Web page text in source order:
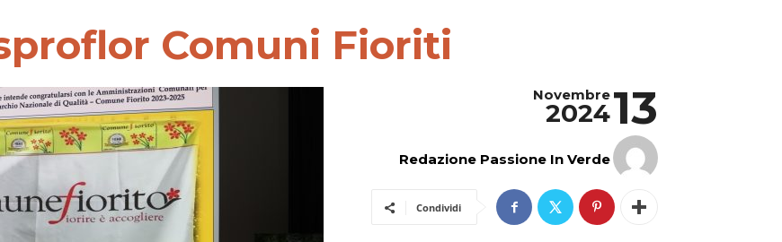
Comuni Fioriti
13
Novembre
2024
Redazione Passione In Verde
Condividi